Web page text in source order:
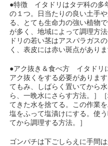
●特徴 イタドリはタデ科の多
の１つ。日当たりの良い土手
る、とても生命力の強い植物
が多く、地域によって調理方
ドリの若い茎はアスパラガス
く、表皮には赤い斑点がありま
●アク抜き＆食べ方 イタドリ
アク抜くをする必要がありま
てもみ、しばらく置いてから
ら、一晩水にさらす方法。］
てきた水を捨てる。この作業
塩をふって塩漬けにする。使
てから調理する方法。］
ゴンパチは下ごしらえに手間